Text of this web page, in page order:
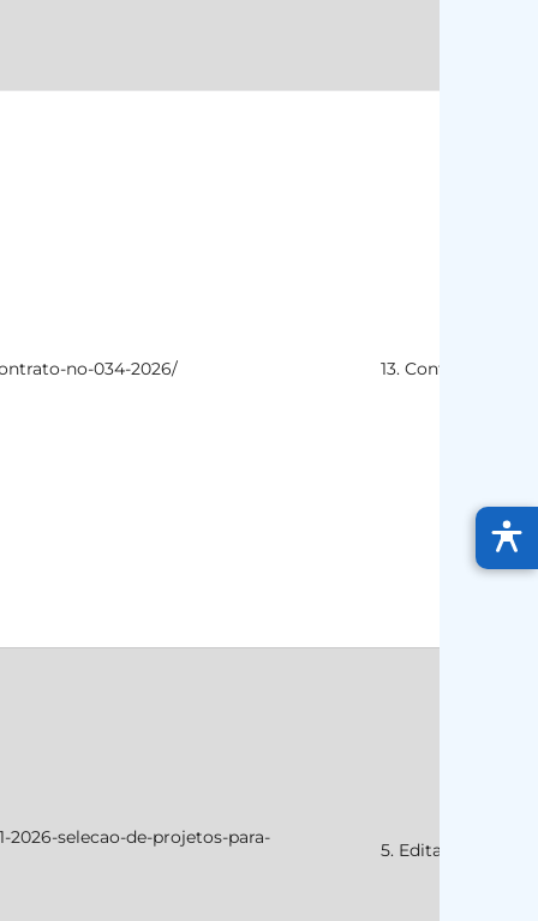
no-034-2026/ 13. Contratos
2026-selecao-de-projetos-para-
5. Editais